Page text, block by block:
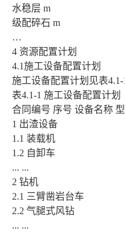
水稳层 m
级配碎石 m
…
4 资源配置计划
4.1施工设备配置计划
施工设备配置计划见表4.1-
表4.1-1 施工设备配置计划
合同编号 序号 设备名称
1 出渣设备
1.1 装载机
1.2 自卸车
... ...
2 钻机
2.1 三臂凿岩台车
2.2 气腿式风钻
... ...